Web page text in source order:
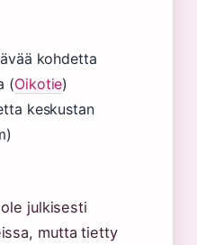
kohdetta
(Oikotie)
keskustan
julkisesti
mutta tietty